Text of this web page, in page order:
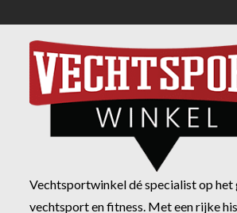
Vechtsportwinkel dé specialist op het
vechtsport en fitness. Met een rijke